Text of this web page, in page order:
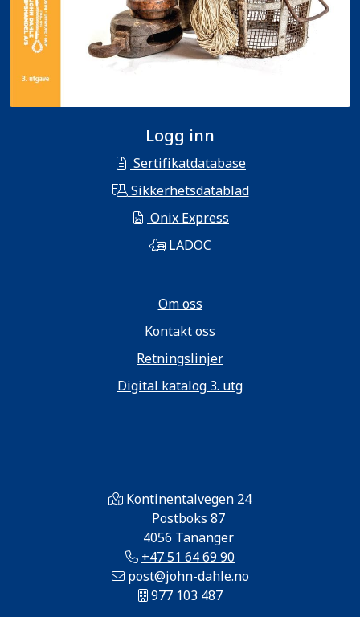
Logg inn
Sertifikatdatabase
Sikkerhetsdatablad
Onix Express
LADOC
Om oss
Kontakt oss
Retningslinjer
Digital katalog 3. utg
Kontinentalvegen 24
Postboks 87
4056 Tananger
+47 51 64 69 90
post@john-dahle.no
977 103 487